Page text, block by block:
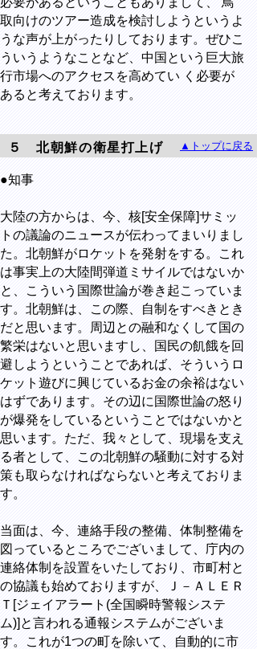
取向けのツアー造成を検討しようというよ
うな声が上がったりしております。ぜひこ
ういうようなことなど、中国という巨大旅
行市場へのアクセスを高めてい く必要が
あると考えております。
５ 北朝鮮の衛星打上げ ▲トップに戻る
●知事
大陸の方からは、今、核[安全保障]サミッ
トの議論のニュースが伝わってまいりまし
た。北朝鮮がロケットを発射をする。これ
は事実上の大陸間弾道ミサイルではないか
と、こういう国際世論が巻き起こっていま
す。北朝鮮は、この際、自制をすべきとき
だと思います。周辺との融和なくして国の
繁栄はないと思いますし、国民の飢餓を回
避しようということであれば、そういうロ
ケット遊びに興じているお金の余裕はない
はずであります。その辺に国際世論の怒り
が爆発をしているということではないかと
思います。ただ、我々として、現場を支え
る者として、この北朝鮮の騒動に対する対
策も取らなければならないと考えておりま
す。
当面は、今、連絡手段の整備、体制整備を
図っているところでございまして、庁内の
連絡体制を設置をいたしており、市町村と
の協議も始めておりますが、Ｊ－ＡＬＥＲ
Ｔ[ジェイアラート(全国瞬時警報システ
ム)]と言われる通報システムがございま
す。これが1つの町を除いて、自動的に市